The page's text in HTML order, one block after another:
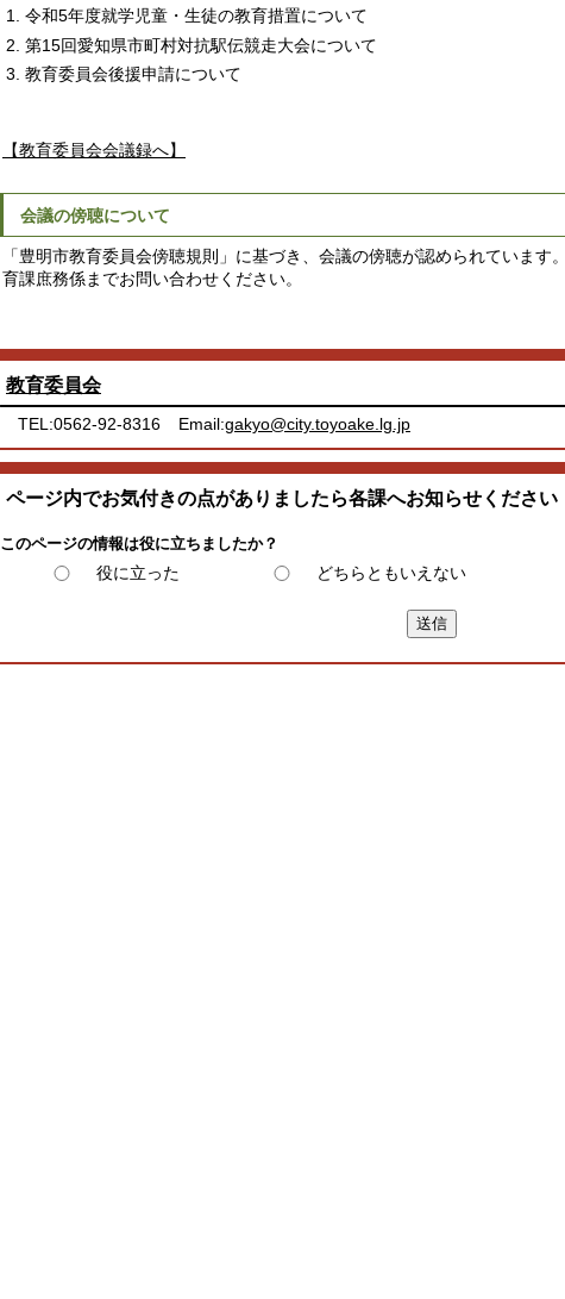
令和5年度就学児童・生徒の教育措置について
第15回愛知県市町村対抗駅伝競走大会について
教育委員会後援申請について
【教育委員会会議録へ】
会議の傍聴について
「豊明市教育委員会傍聴規則」に基づき、会議の傍聴が認められています
育課庶務係までお問い合わせください。
教育委員会
TEL:0562-92-8316 Email:gakyo@city.toyoake.lg.jp
ページ内でお気付きの点がありましたら各課へお知らせください
このページの情報は役に立ちましたか？
役に立った どちらともいえない